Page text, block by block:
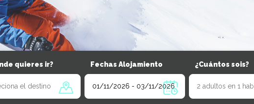
quieres ir? Fechas Alojamiento ¿Cuántos sois?